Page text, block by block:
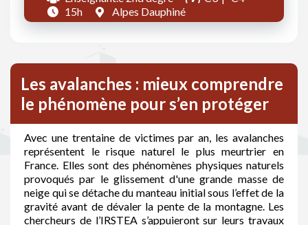
15h
Alpes Dauphiné
Les avalanches : mieux comprendre
le phénomène pour s’en protéger
Avec une trentaine de victimes par an, les avalanches
représentent le risque naturel le plus meurtrier en
France. Elles sont des phénomènes physiques naturels
provoqués par le glissement d'une grande masse de
neige qui se détache du manteau initial sous l’effet de la
gravité avant de dévaler la pente de la montagne. Les
chercheurs de l’IRSTEA s’appuieront sur leurs travaux